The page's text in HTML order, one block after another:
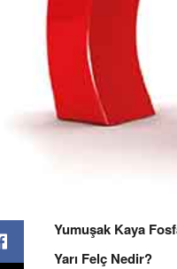
Yumuşak Kaya
Yarı Felç Nedir?